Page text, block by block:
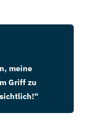
meine
Griff zu